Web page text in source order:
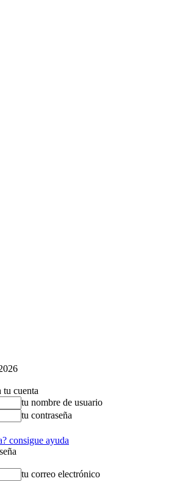
tu cuenta
tu nombre de usuario
tu contraseña
consigue ayuda
tu correo electrónico